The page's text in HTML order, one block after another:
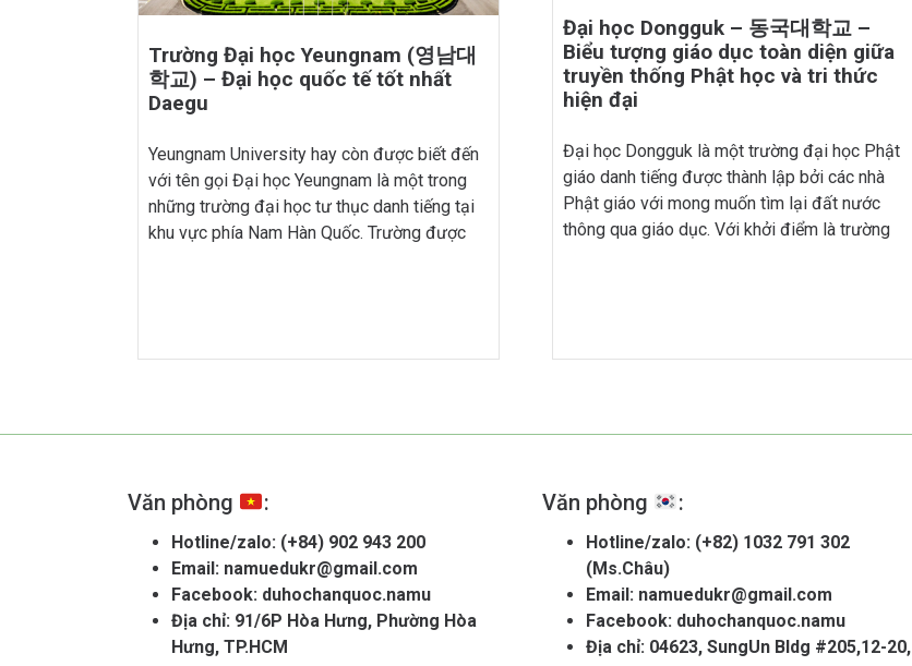
Trường Đại học Yeungnam (영남대
학교) – Đại học quốc tế tốt nhất
Daegu
Yeungnam University hay còn được biết đến
với tên gọi Đại học Yeungnam là một trong
những trường đại học tư thục danh tiếng tại
khu vực phía Nam Hàn Quốc. Trường được
Đại học Dongguk – 동국대학교 –
Biểu tượng giáo dục toàn diện giữa
truyền thống Phật học và tri thức
hiện đại
Đại học Dongguk là một trường đại học Phật
giáo danh tiếng được thành lập bởi các nhà
Phật giáo với mong muốn tìm lại đất nước
thông qua giáo dục. Với khởi điểm là trường
Văn phòng :
Hotline/zalo: (+84) 902 943 200
Email: namuedukr@gmail.com
Facebook: duhochanquoc.namu
Địa chỉ: 91/6P Hòa Hưng, Phường Hòa
Hưng, TP.HCM
Văn phòng :
Hotline/zalo: (+82) 1032 791 302
(Ms.Châu)
Email: namuedukr@gmail.com
Facebook: duhochanquoc.namu
Địa chỉ: 04623, SungUn Bldg #205,12-20,